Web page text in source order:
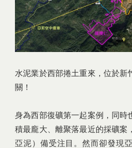
水泥業於西部捲土重來，位於新
關！
身為西部復礦第一起案例，同時
積最龐大、離聚落最近的採礦案
亞泥）備受注目。然而卻發現